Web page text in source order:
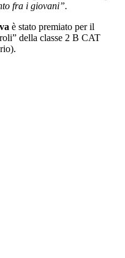
fra i giovani”.
è stato premiato per il
della classe 2 B CAT